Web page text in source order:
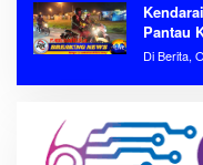
Pantau
Di Berita,